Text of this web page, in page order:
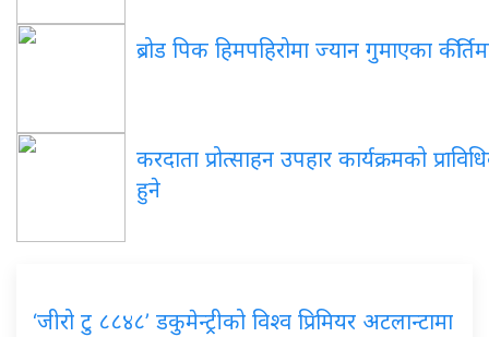
ब्रोड पिक हिमपहिरोमा ज्यान गुमाएका
करदाता प्रोत्साहन उपहार कार्यक्रमको
हुने
‘जीरो टु ८८४८’ डकुमेन्ट्रीको विश्व प्रिमियर अटलान्टामा